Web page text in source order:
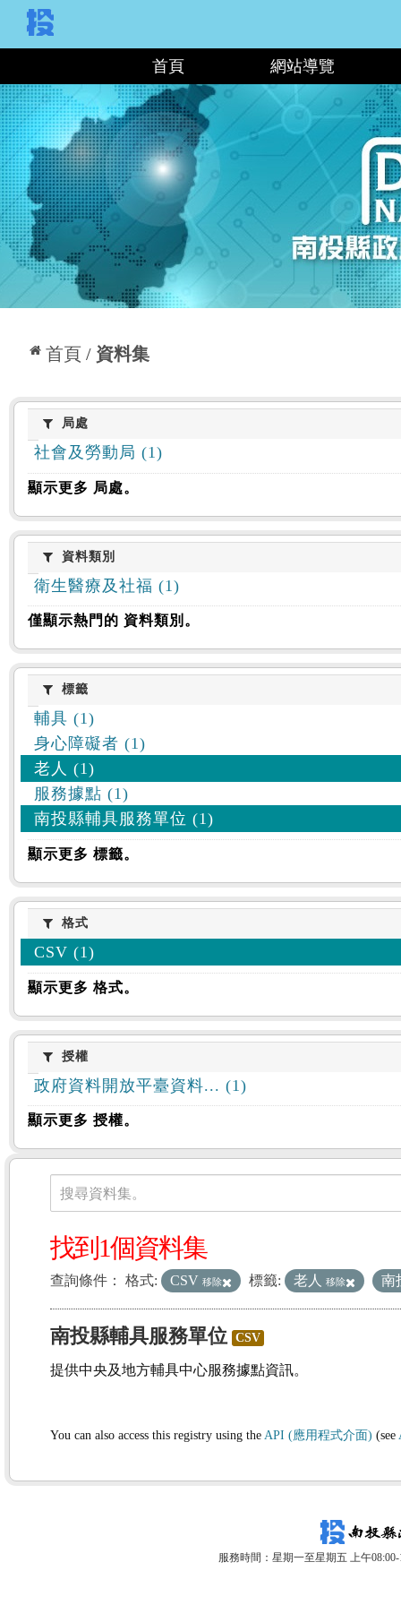
首頁 網站導覽
首頁 資料集
:::
局處局處
社會及勞動局 (1)
顯示更多 局處。
資料類別
資料類別
衛生醫療及社福 (1)
僅顯示熱門的 資料類別。
標籤標籤
輔具 (1)
身心障礙者 (1)
老人 (1)
服務據點 (1)
南投縣輔具服務單位 (1)
顯示更多 標籤。
格式格式
CSV (1)
顯示更多 格式。
授權授權
政府資料開放平臺資料... (1)
顯示更多 授權。
資料集
搜尋資料集。
找到1個資料集
查詢條件： 格式: CSV 移除 標籤: 老人 移除 南
南投縣輔具服務單位 CSV
提供中央及地方輔具中心服務據點資訊。
You can also access this registry using the API (應用程式介面) (see
服務時間：星期一至星期五 上午